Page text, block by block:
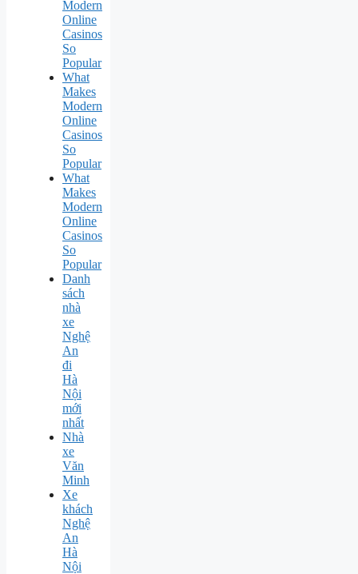
Modern
Online
Casinos
So
Popular
What
Makes
Modern
Online
Casinos
So
Popular
What
Makes
Modern
Online
Casinos
So
Popular
Danh
sách
nhà
xe
Nghệ
An
đi
Hà
Nội
mới
nhất
Nhà
xe
Văn
Minh
Xe
khách
Nghệ
An
Hà
Nội